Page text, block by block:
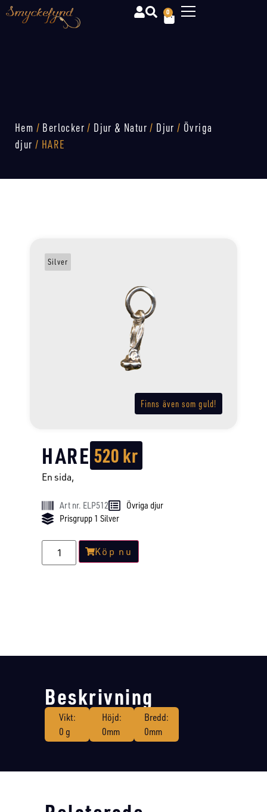
0
Hem / Berlocker / Djur & Natur / Djur / Övriga
djur / HARE
Finns även som guld!
Silver
HARE 520kr
En sida,
Art nr. ELP512
Övriga djur
Prisgrupp 1 Silver
Köp nu
Beskrivning
Vikt:
0 g
Höjd:
0mm
Bredd:
0mm